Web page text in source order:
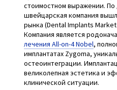
стоимостном выражении. По
швейцарская компания
рынка (Dental Implants
Компания является
лечения All-on-4 Nobel,
имплантатах Zygoma,
остеоинтеграции.
великолепная эстетика и
клинической ситуации.